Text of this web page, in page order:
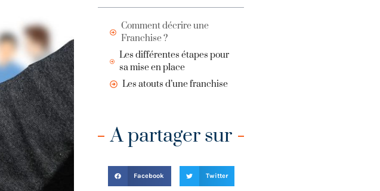
Comment décrire une
Franchise ?
Les différentes étapes pour
sa mise en place
Les atouts d’une franchise
A partager sur
Facebook Twitter